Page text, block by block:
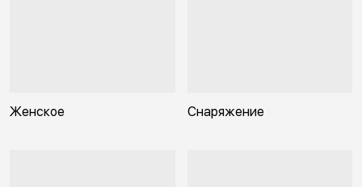
Женское Снаряжение